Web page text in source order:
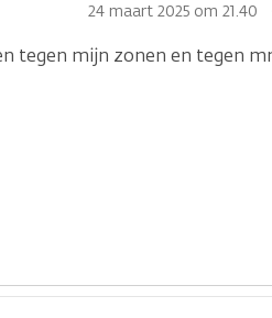
24 maart 2025 om 21.40
tegen mijn zonen en tegen